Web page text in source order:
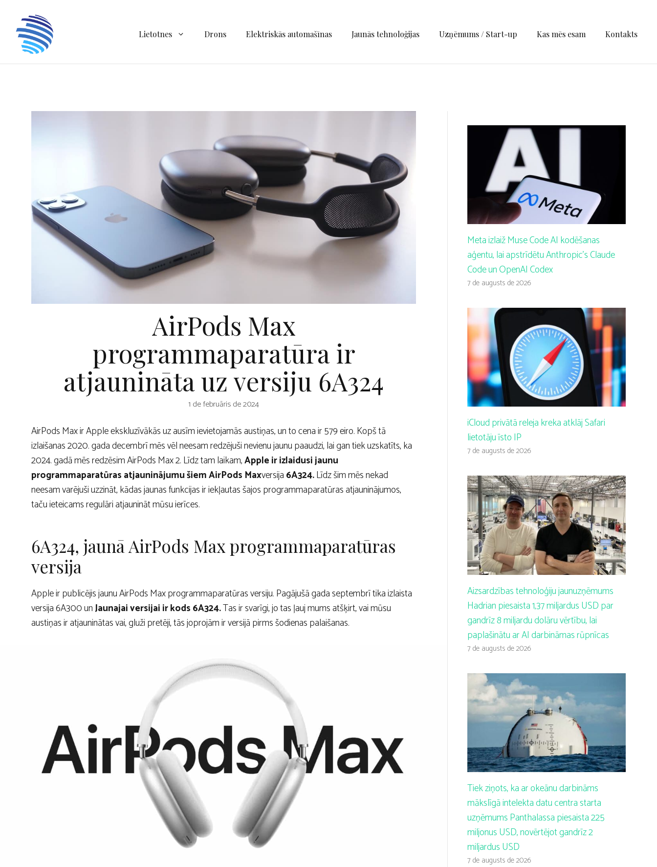
saturu
Lietotnes Drons Elektriskās automašīnas Jaunās tehnoloģijas Uzņēmums / Start-up Kas mēs esam Kontakts
AirPods Max
programmaparatūra ir
atjaunināta uz versiju 6A324
1 de februāris de 2024
AirPods Max ir Apple ekskluzīvākās uz ausīm ievietojamās austiņas, un to cena ir 579 eiro. Kopš tā
izlaišanas 2020. gada decembrī mēs vēl neesam redzējuši nevienu jaunu paaudzi, lai gan tiek uzskatīts, ka
2024. gadā mēs redzēsim AirPods Max 2. Līdz tam laikam,Apple ir izlaidusi jaunu
programmaparatūras atjauninājumu šiem AirPods Maxversija6A324.Līdz šim mēs nekad
neesam varējuši uzzināt, kādas jaunas funkcijas ir iekļautas šajos programmaparatūras atjauninājumos,
taču ieteicams regulāri atjaunināt mūsu ierīces.
6A324, jaunā AirPods Max programmaparatūras
versija
Apple ir publicējis jaunu AirPods Max programmaparatūras versiju. Pagājušā gada septembrī tika izlaista
versija 6A300 unJaunajai versijai ir kods 6A324.Tas ir svarīgi, jo tas ļauj mums atšķirt, vai mūsu
austiņas ir atjauninātas vai, gluži pretēji, tās joprojām ir versijā pirms šodienas palaišanas.
Meta izlaiž Muse Code AI kodēšanas
aģentu, lai apstrīdētu Anthropic’s Claude
Code un OpenAI Codex
7 de augusts de 2026
iCloud privātā releja kreka atklāj Safari
lietotāju īsto IP
7 de augusts de 2026
Aizsardzības tehnoloģiju jaunuzņēmums
Hadrian piesaista 1,37 miljardus USD par
gandrīz 8 miljardu dolāru vērtību, lai
paplašinātu ar AI darbināmas rūpnīcas
7 de augusts de 2026
Tiek ziņots, ka ar okeānu darbināms
mākslīgā intelekta datu centra starta
uzņēmums Panthalassa piesaista 225
miljonus USD, novērtējot gandrīz 2
miljardus USD
7 de augusts de 2026